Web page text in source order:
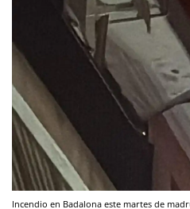
Incendio en Badalona este martes de